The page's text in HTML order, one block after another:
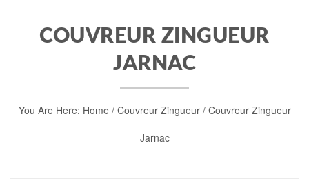
COUVREUR ZINGUEUR
JARNAC
You Are Here: Home/ Couvreur Zingueur/ Couvreur Zingueur
Jarnac